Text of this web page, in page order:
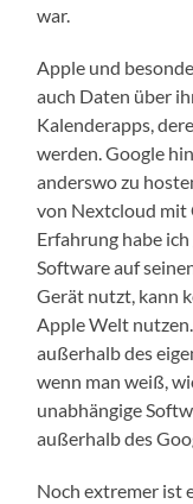
war.
Apple und
auch Daten über
Kalenderapps,
werden. Google
anderswo zu
von Nextcloud mit
Erfahrung habe
Software auf
Gerät nutzt, kann
Apple Welt
außerhalb des
wenn man weiß,
unabhängige
außerhalb des
Noch extremer ist